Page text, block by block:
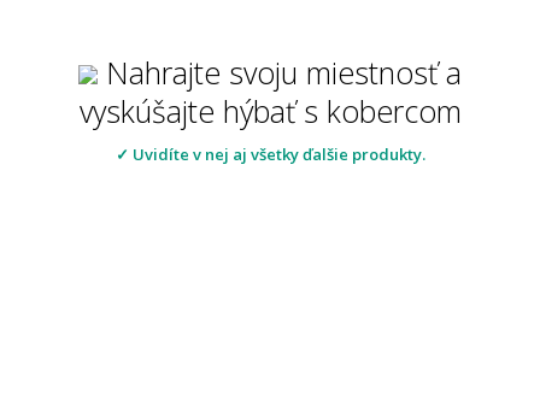
Nahrajte svoju miestnosť a
vyskúšajte hýbať s kobercom
✓ Uvidíte v nej aj všetky ďalšie produkty.